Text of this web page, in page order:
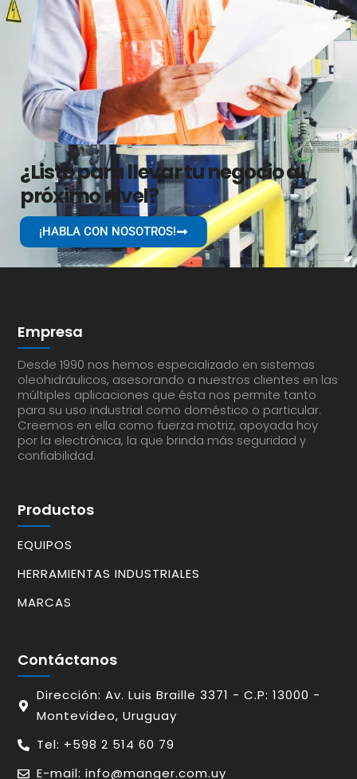
¿Listo para llevar tu negocio al
próximo nivel?
¡HABLA CON NOSOTROS!
Empresa
Desde 1990 nos hemos especializado en sistemas
oleohidráulicos, asesorando a nuestros clientes en las
múltiples aplicaciones que ésta nos permite tanto
para su uso industrial como doméstico o particular.
Creemos en ella como fuerza motriz, apoyada hoy
por la electrónica, la que brinda más seguridad y
confiabilidad.
Productos
EQUIPOS
HERRAMIENTAS INDUSTRIALES
MARCAS
Contáctanos
Dirección: Av. Luis Braille 3371 - C.P: 13000 -
Montevideo, Uruguay
Tel: +598 2 514 60 79
E-mail: info@manger.com.uy